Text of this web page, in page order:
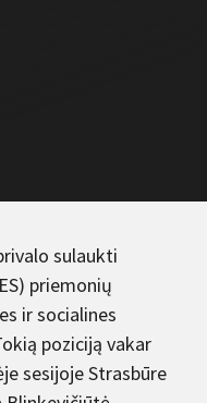
sulaukti
priemonių
ir socialines
poziciją vakar
sesijoje Strasbūre